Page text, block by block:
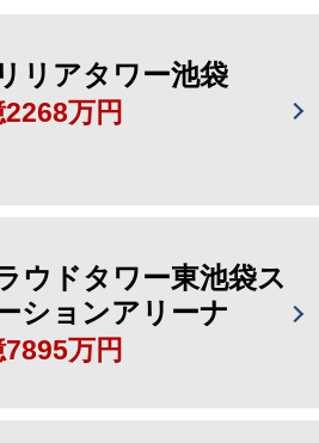
リアタワー池袋
万円
ウドタワー東池袋ス
ションアリーナ
万円